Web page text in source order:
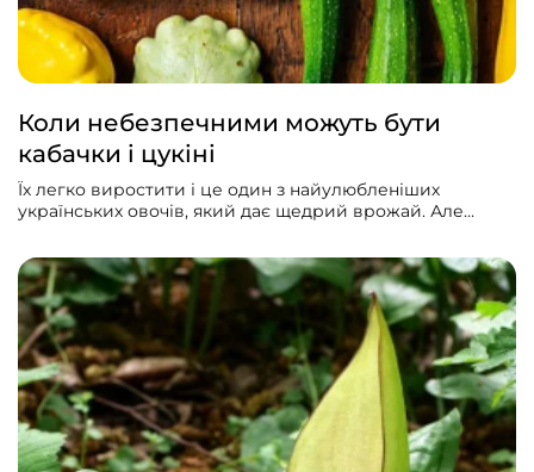
Коли небезпечними можуть бути
кабачки і цукіні
Їх легко виростити і це один з найулюбленіших
українських овочів, який дає щедрий врожай. Але
кілька людей потрапляє через це до лікарень.